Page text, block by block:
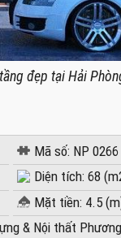
đẹp tại Hải
Mã số: NP 0266
Diện tích: 68
Mặt tiền: 4.5
& Nội thất